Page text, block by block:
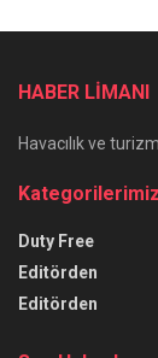
HABER LİMANI
Havacılık ve
Kategorilerimiz
Duty Free
Editörden
Editörden